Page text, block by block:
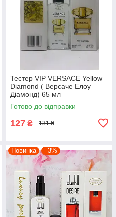
Тестер VIP VERSACE Yellow
Diamond ( Версаче Елоу
Діамонд) 65 мл
Готово до відправки
127 ₴ 131 ₴
Новинка –3%